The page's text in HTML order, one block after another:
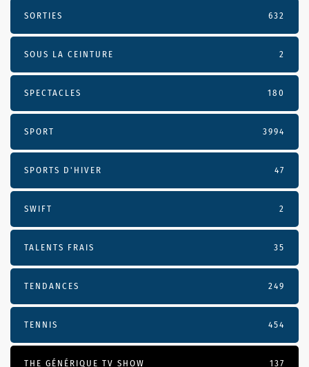
SORTIES 632
SOUS LA CEINTURE 2
SPECTACLES 180
SPORT 3994
SPORTS D'HIVER 47
SWIFT 2
TALENTS FRAIS 35
TENDANCES 249
TENNIS 454
THE GÉNÉRIQUE TV SHOW 137